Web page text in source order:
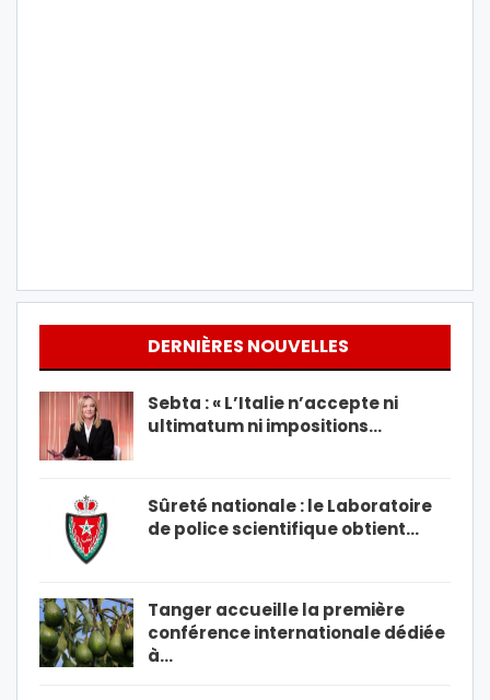
DERNIÈRES NOUVELLES
Sebta : « L’Italie n’accepte ni
ultimatum ni impositions…
Sûreté nationale : le Laboratoire
de police scientifique obtient…
Tanger accueille la première
conférence internationale dédiée
à…